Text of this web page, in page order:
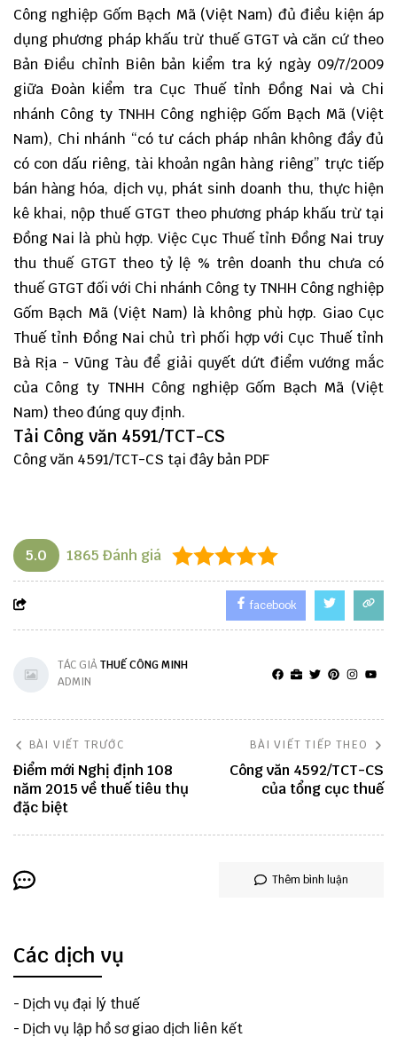
Công nghiệp Gốm Bạch Mã (Việt Nam) đủđiều kiện áp
dụng phương pháp khấu trừ thuế GTGTvà căn cứ theo
Bản Điều chỉnh Biên bản kiểm tra ký ngày 09/7/2009
giữa Đoàn kiểm tra Cục Thuế tỉnh Đồng Nai và Chi
nhánh Công ty TNHH Công nghiệp Gốm Bạch Mã (Việt
Nam), Chi nhánh “có tư cách pháp nhân không đầy đủ
có con dấu riêng, tài khoản ngân hàng riêng” trực tiếp
bán hàng hóa, dịch vụ, phát sinh doanh thu, thực hiện
kê khai, nộp thuế GTGT theo phương pháp khấu trừ tại
Đồng Nai là phù hợp. Việc Cục Thuế tỉnh Đồng Nai truy
thu thuế GTGT theo tỷ lệ % trên doanh thu chưa có
thuế GTGT đối với Chi nhánh Công ty TNHH Công nghiệp
Gốm Bạch Mã (Việt Nam) là không phù hợp. Giao Cục
Thuế tỉnh Đồng Nai chủ trì phối hợp với Cục Thuế tỉnh
Bà Rịa - Vũng Tàu để giải quyết dứt điểm vướng mắc
của Công ty TNHH Công nghiệp Gốm Bạch Mã (Việt
Nam) theo đúng quy định.
Tải Công văn 4591/TCT-CS
Công văn 4591/TCT-CS tại đâybản PDF
5.0 1865 Đánh giá
facebook
TÁC GIẢTHUẾ CÔNG MINH
ADMIN
BÀI VIẾT TRƯỚC
Điểm mới Nghị định 108
năm 2015 về thuế tiêu thụ
đặc biệt
BÀI VIẾT TIẾP THEO
Công văn 4592/TCT-CS
của tổng cục thuế
Thêm bình luận
Các dịch vụ
- Dịch vụ đại lý thuế
- Dịch vụ lập hồ sơ giao dịch liên kết